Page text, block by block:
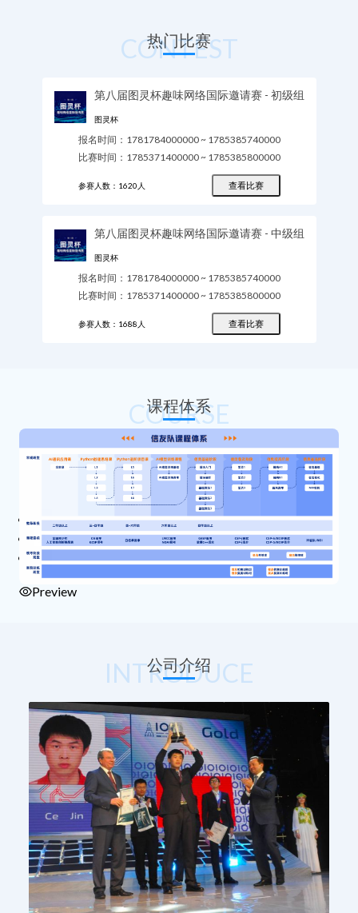
1
2
3
热门比赛
CONTEST
第八届图灵杯趣味网络国际邀请赛 - 初级组
图灵杯
报名时间： 1781784000000~ 1785385740000
比赛时间： 1785371400000~ 1785385800000
参赛人数： 1620 人 查看比赛
第八届图灵杯趣味网络国际邀请赛 - 中级组
图灵杯
报名时间： 1781784000000~ 1785385740000
比赛时间： 1785371400000~ 1785385800000
参赛人数： 1688 人 查看比赛
课程体系
COURSE
Preview
公司介绍
INTRODUCE